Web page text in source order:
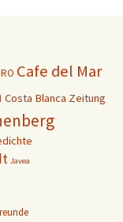
Cafe del Mar
Costa Blanca Zeitung
Javea